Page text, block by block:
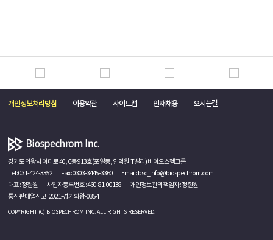
개인정보처리방침 이용약관 사이트맵 인재채용 오시는길
경기도 의왕시 이미로 40, C동 913호(포일동, 인덕원IT밸리) 바이오스펙크롬
Tel :031-424-3352 Fax : 0303-3445-3360 Email : bsc_info@biospechrom.com
대표 : 정철원
사업자등록번호 : 460-81-00138
개인정보관리책임자 : 정철원
통신판매업신고 : 2021-경기의왕-0354
COPYRIGHT (C) BIOSPECHROM INC. ALL RIGHTS RESERVED.